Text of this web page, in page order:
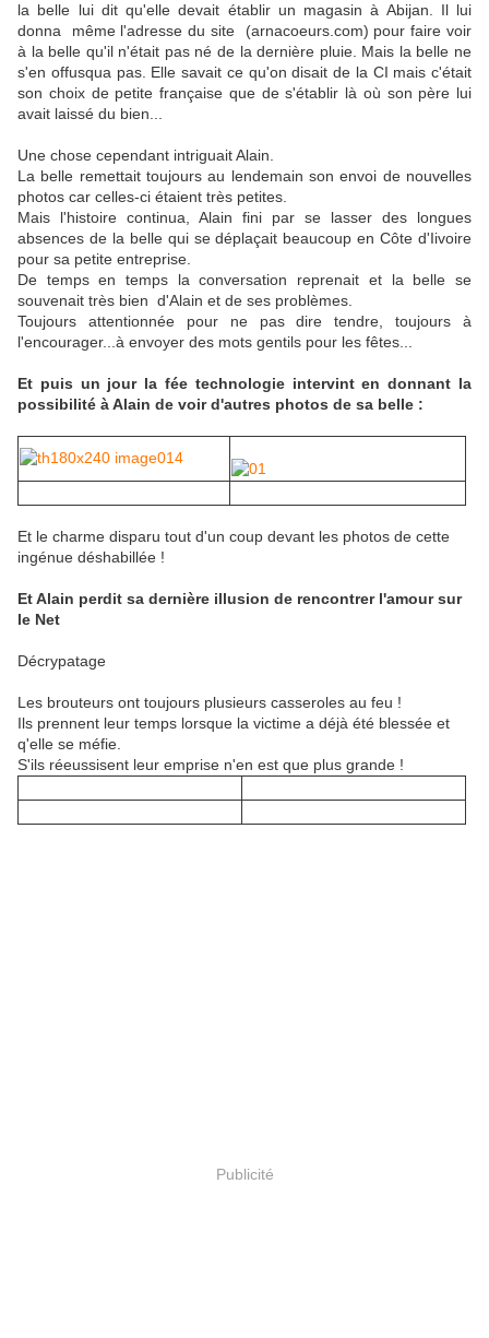
la belle lui dit qu'elle devait établir un magasin à Abijan. Il lui
donna même l'adresse du site (arnacoeurs.com) pour faire voir
à la belle qu'il n'était pas né de la dernière pluie. Mais la belle ne
s'en offusqua pas. Elle savait ce qu'on disait de la CI mais c'était
son choix de petite française que de s'établir là où son père lui
avait laissé du bien...
Une chose cependant intriguait Alain.
La belle remettait toujours au lendemain son envoi de nouvelles
photos car celles-ci étaient très petites.
Mais l'histoire continua, Alain fini par se lasser des longues
absences de la belle qui se déplaçait beaucoup en Côte d'Iivoire
pour sa petite entreprise.
De temps en temps la conversation reprenait et la belle se
souvenait très bien d'Alain et de ses problèmes.
Toujours attentionnée pour ne pas dire tendre, toujours à
l'encourager...à envoyer des mots gentils pour les fêtes...
Et puis un jour la fée technologie intervint en donnant la
possibilité à Alain de voir d'autres photos de sa belle :
Et le charme disparu tout d'un coup devant les photos de cette
ingénue déshabillée !
Et Alain perdit sa dernière illusion de rencontrer l'amour sur
le Net
Décrypatage
Les brouteurs ont toujours plusieurs casseroles au feu !
Ils prennent leur temps lorsque la victime a déjà été blessée et
q'elle se méfie.
S'ils réeussisent leur emprise n'en est que plus grande !
Publicité